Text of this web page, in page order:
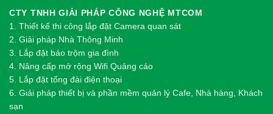
CTY TNHH GIẢI PHÁP CÔNG NGHỆ MTCOM
1. Thiết kế thi công lắp đặt Camera quan sát
2. Giải pháp Nhà Thông Minh
3. Lắp đặt báo trộm gia đình
4. Nâng cấp mở rộng Wifi Quảng cáo
5. Lắp đặt tổng đài điện thoại
6. Giải pháp thiết bị và phần mềm quản lý Cafe, Nhà hàng, Khách
sạn